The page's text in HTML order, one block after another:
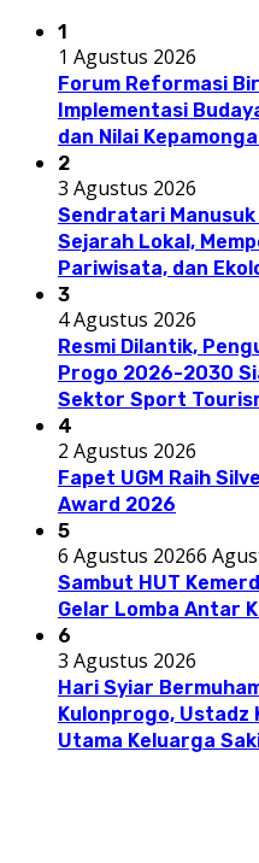
1
1 Agustus 2026
Forum Reformasi
Implementasi
dan Nilai
2
3 Agustus 2026
Sendratari
Sejarah Lokal,
Pariwisata, dan
3
4 Agustus 2026
Resmi Dilantik,
Progo 2026-2030
Sektor Sport
4
2 Agustus 2026
Fapet UGM Raih
Award 2026
5
6 Agustus 20266
Sambut HUT
Gelar Lomba Antar
6
3 Agustus 2026
Hari Syiar
Kulonprogo, Ustadz
Utama Keluarga